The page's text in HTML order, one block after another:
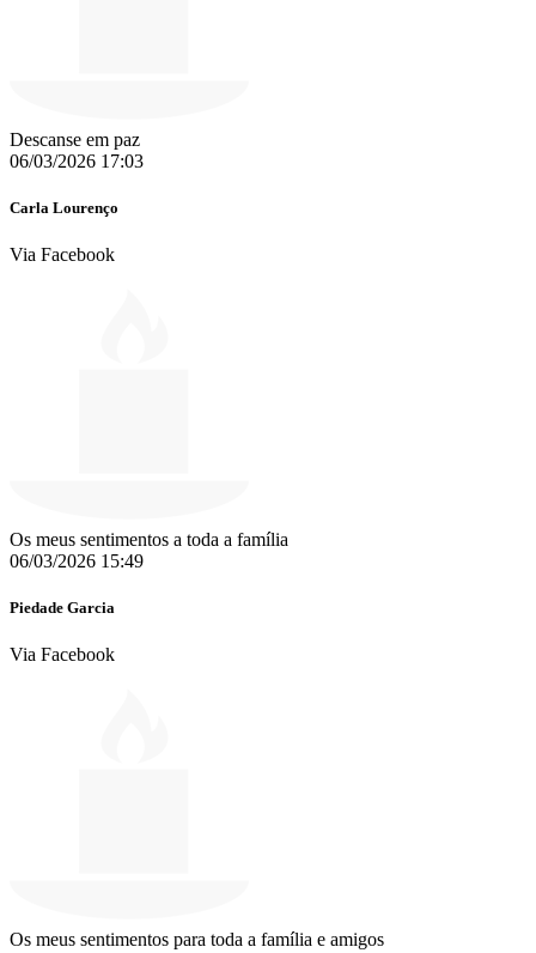
Descanse em paz
06/03/2026 17:03
Carla Lourenço
Via Facebook
Os meus sentimentos a toda a família
06/03/2026 15:49
Piedade Garcia
Via Facebook
Os meus sentimentos para toda a família e amigos